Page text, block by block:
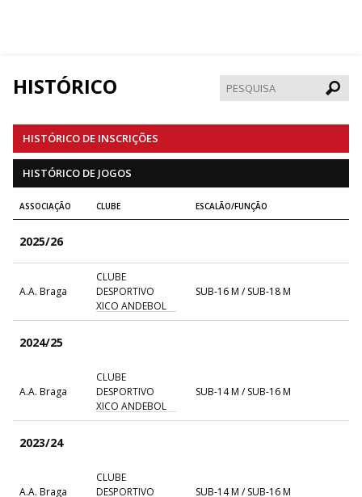
HISTÓRICO
HISTÓRICO DE INSCRIÇÕES
HISTÓRICO DE JOGOS
ASSOCIAÇÃO CLUBE ESCALÃO/FUNÇÃO
2025/26
A.A. Braga
CLUBE
DESPORTIVO
XICO ANDEBOL
SUB-16 M / SUB-18 M
2024/25
A.A. Braga
CLUBE
DESPORTIVO
XICO ANDEBOL
SUB-14 M / SUB-16 M
2023/24
A.A. Braga
CLUBE
DESPORTIVO
SUB-14 M / SUB-16 M